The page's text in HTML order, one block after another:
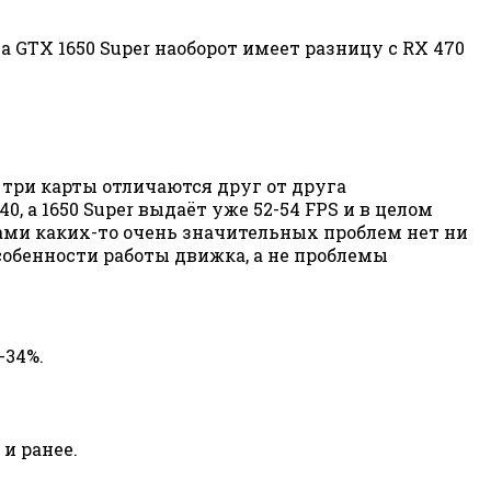
1650 Super наоборот имеет разницу с RX 470
карты отличаются друг от друга
а 1650 Super выдаёт уже 52-54 FPS и в целом
каких-то очень значительных проблем нет ни
работы движка, а не проблемы
ранее.